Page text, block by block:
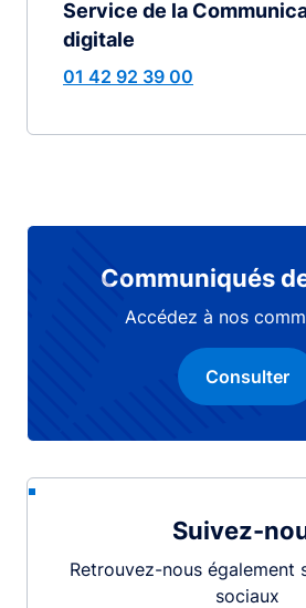
Service de la
digitale
01 42 92 39 00
Communiqués
Accédez à nos
Consulter
Suivez-
Retrouvez-nous également
sociaux